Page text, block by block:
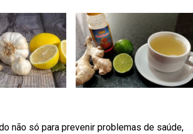
não só para prevenir problemas de saúde,